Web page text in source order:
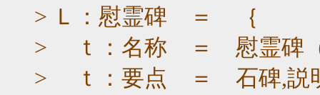
> Ｌ：慰霊碑 ＝ ｛
> ｔ：名称 ＝ 慰霊碑
> ｔ：要点 ＝ 石碑,説